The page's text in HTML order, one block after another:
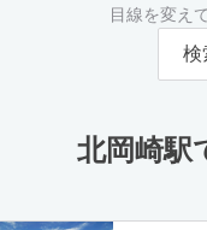
目線を変え
検
北岡崎駅